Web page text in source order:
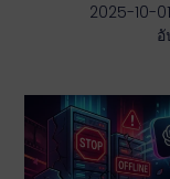
2025-10-01